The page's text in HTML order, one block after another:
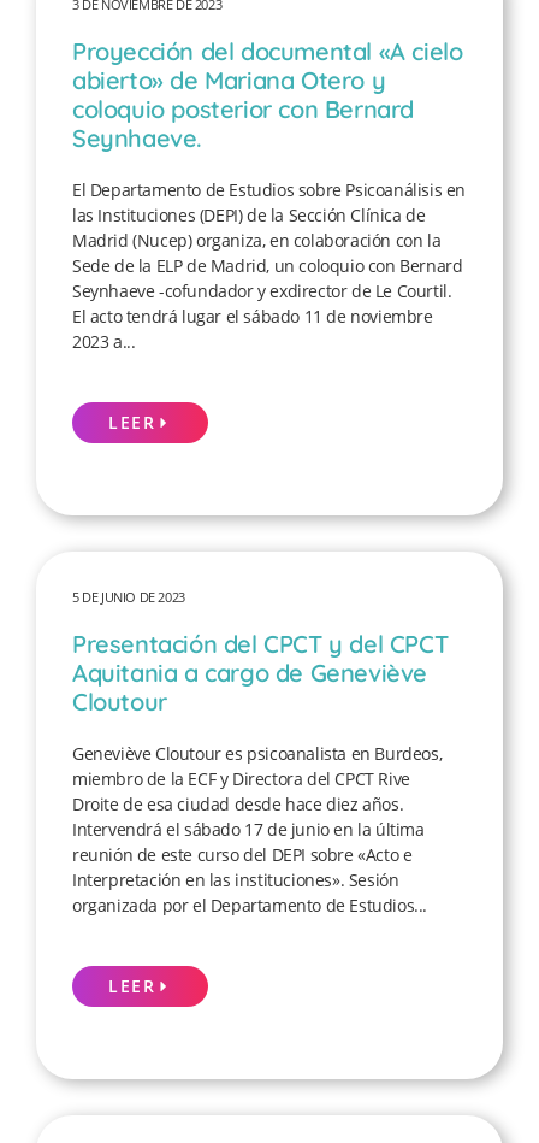
3 DE NOVIEMBRE DE 2023
Proyección del documental «A cielo
abierto» de Mariana Otero y
coloquio posterior con Bernard
Seynhaeve.
El Departamento de Estudios sobre Psicoanálisis en
las Instituciones (DEPI) de la Sección Clínica de
Madrid (Nucep) organiza, en colaboración con la
Sede de la ELP de Madrid, un coloquio con Bernard
Seynhaeve -cofundador y exdirector de Le Courtil.
El acto tendrá lugar el sábado 11 de noviembre
2023 a...
LEER
5 DE JUNIO DE 2023
Presentación del CPCT y del CPCT
Aquitania a cargo de Geneviève
Cloutour
Geneviève Cloutour es psicoanalista en Burdeos,
miembro de la ECF y Directora del CPCT Rive
Droite de esa ciudad desde hace diez años.
Intervendrá el sábado 17 de junio en la última
reunión de este curso del DEPI sobre «Acto e
Interpretación en las instituciones». Sesión
organizada por el Departamento de Estudios...
LEER